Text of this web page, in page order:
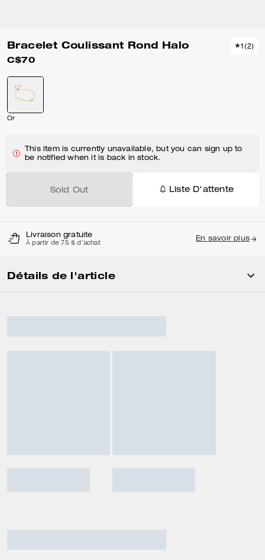
Bracelet Coulissant Rond Halo
C$70
1(2)
Or
This item is currently unavailable, but you can sign up to
be notified when it is back in stock.
Sold Out Liste D'attente
Livraison gratuite
À partir de 75 $ d'achat
En savoir plus
Détails de l'article